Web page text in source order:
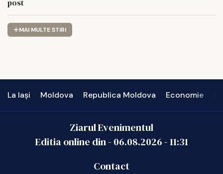
post
MAI MULTE STIRI
La Iași Moldova Republica Moldova Economie
Ziarul Evenimentul
Editia online din - 06.08.2026-11:31
Contact